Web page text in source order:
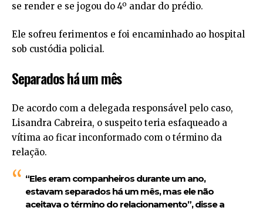
se render e se jogou do 4º andar do prédio.
Ele sofreu ferimentos e foi encaminhado ao hospital
sob custódia policial.
Separados há um mês
De acordo com a delegada responsável pelo caso,
Lisandra Cabreira, o suspeito teria esfaqueado a
vítima ao ficar inconformado com o término da
relação.
“Eles eram companheiros durante um ano,
estavam separados há um mês, mas ele não
aceitava o término do relacionamento”, disse a